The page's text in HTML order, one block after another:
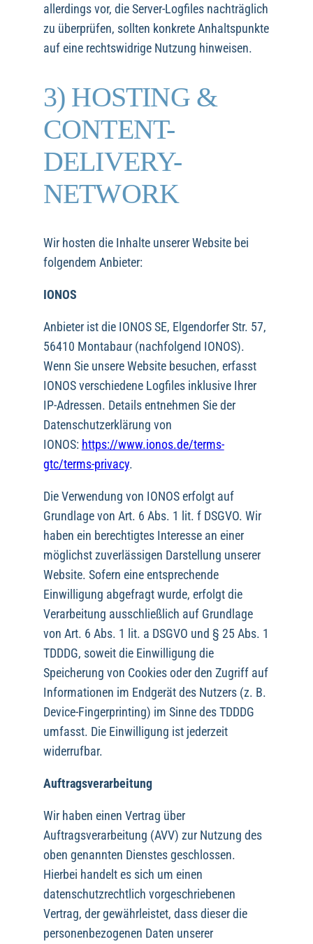
allerdings vor, die Server-Logfiles nachträglich
zu überprüfen, sollten konkrete Anhaltspunkte
auf eine rechtswidrige Nutzung hinweisen.
3) HOSTING &
CONTENT-
DELIVERY-
NETWORK
Wir hosten die Inhalte unserer Website bei
folgendem Anbieter:
IONOS
Anbieter ist die IONOS SE, Elgendorfer Str. 57,
56410 Montabaur (nachfolgend IONOS).
Wenn Sie unsere Website besuchen, erfasst
IONOS verschiedene Logfiles inklusive Ihrer
IP-Adressen. Details entnehmen Sie der
Datenschutzerklärung von
IONOS: https://www.ionos.de/terms-
gtc/terms-privacy.
Die Verwendung von IONOS erfolgt auf
Grundlage von Art. 6 Abs. 1 lit. f DSGVO. Wir
haben ein berechtigtes Interesse an einer
möglichst zuverlässigen Darstellung unserer
Website. Sofern eine entsprechende
Einwilligung abgefragt wurde, erfolgt die
Verarbeitung ausschließlich auf Grundlage
von Art. 6 Abs. 1 lit. a DSGVO und § 25 Abs. 1
TDDDG, soweit die Einwilligung die
Speicherung von Cookies oder den Zugriff auf
Informationen im Endgerät des Nutzers (z. B.
Device-Fingerprinting) im Sinne des TDDDG
umfasst. Die Einwilligung ist jederzeit
widerrufbar.
Auftragsverarbeitung
Wir haben einen Vertrag über
Auftragsverarbeitung (AVV) zur Nutzung des
oben genannten Dienstes geschlossen.
Hierbei handelt es sich um einen
datenschutzrechtlich vorgeschriebenen
Vertrag, der gewährleistet, dass dieser die
personenbezogenen Daten unserer